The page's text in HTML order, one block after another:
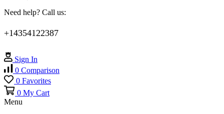
Need help? Call us:
+14354122387
Sign In
0 Comparison
0 Favorites
0 My Cart
Menu